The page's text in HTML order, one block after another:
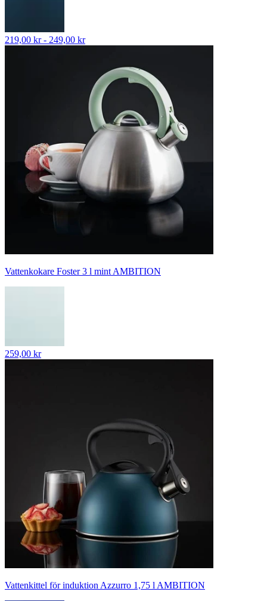
219,00 kr - 249,00 kr
Vattenkokare Foster 3 l mint AMBITION
259,00 kr
Vattenkittel för induktion Azzurro 1,75 l AMBITION